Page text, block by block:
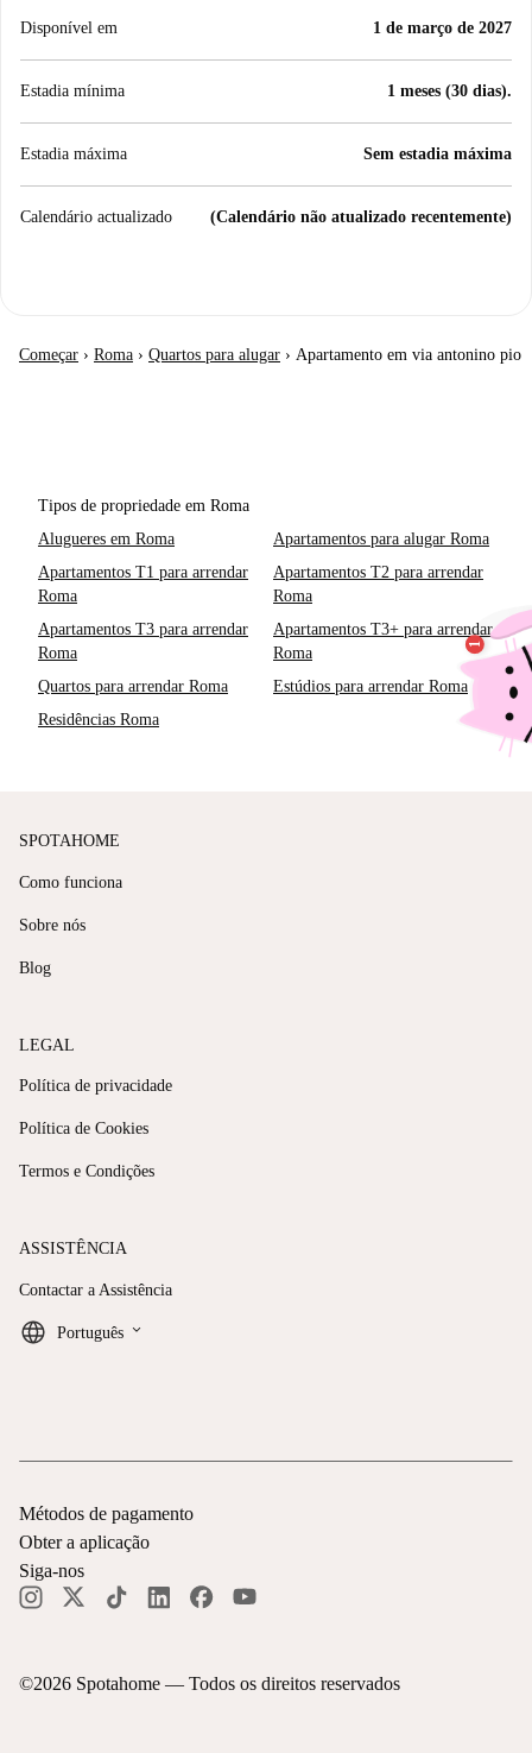
Disponível em 1 de março de 2027
Estadia mínima 1 meses (30 dias).
Estadia máxima Sem estadia máxima
Calendário actualizado (Calendário não atualizado recentemente)
Começar › Roma › Quartos para alugar › Apartamento em via antonino pio
Tipos de propriedade em Roma
Alugueres em Roma
Apartamentos para alugar Roma
Apartamentos T1 para arrendar
Roma
Apartamentos T2 para arrendar
Roma
Apartamentos T3 para arrendar
Roma
Apartamentos T3+ para arrendar
Roma
Quartos para arrendar Roma
Estúdios para arrendar Roma
Residências Roma
SPOTAHOME
Como funciona
Sobre nós
Blog
LEGAL
Política de privacidade
Política de Cookies
Termos e Condições
ASSISTÊNCIA
Contactar a Assistência
Português keyboard_arrow_down
©2026 Spotahome — Todos os direitos reservados
Métodos de pagamento
Obter a aplicação
Siga-nos